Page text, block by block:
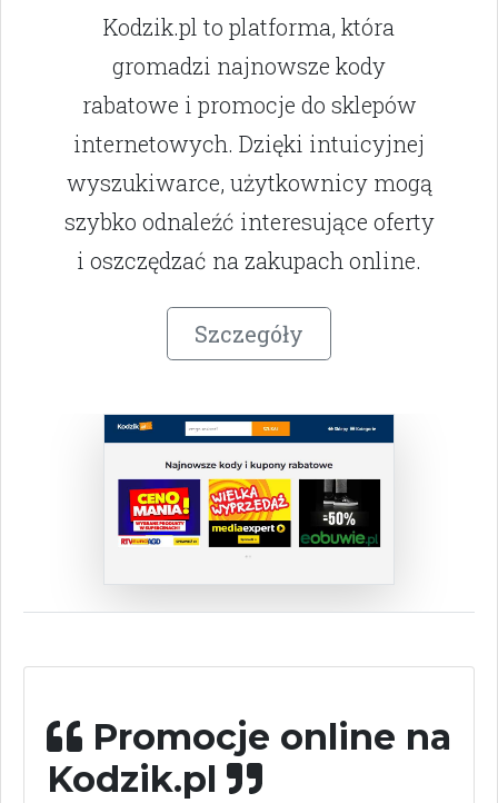
Kodzik.pl to platforma, która
gromadzi najnowsze kody
rabatowe i promocje do sklepów
internetowych. Dzięki intuicyjnej
wyszukiwarce, użytkownicy mogą
szybko odnaleźć interesujące oferty
i oszczędzać na zakupach online.
Szczegóły
Promocje online na
Kodzik.pl